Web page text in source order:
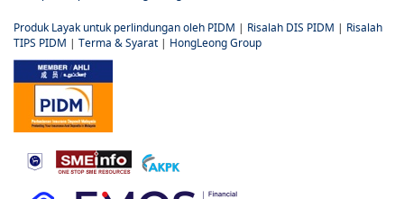
Produk Layak untuk perlindungan oleh PIDM | Risalah DIS PIDM | Risalah
TIPS PIDM | Terma & Syarat | HongLeong Group